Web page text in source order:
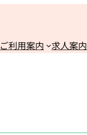
ご利用案内 求人案内